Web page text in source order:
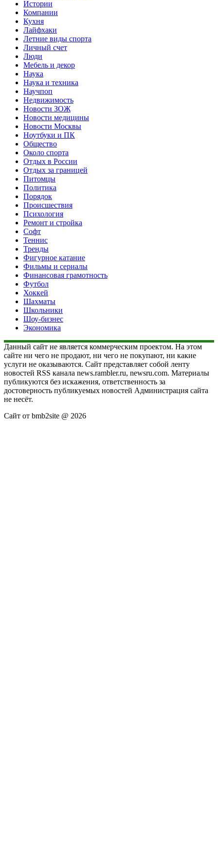
Истории
Компании
Кухня
Лайфхаки
Летние виды спорта
Личный счет
Люди
Мебель и декор
Наука
Наука и техника
Научпоп
Недвижимость
Новости ЗОЖ
Новости медицины
Новости Москвы
Ноутбуки и ПК
Общество
Около спорта
Отдых в России
Отдых за границей
Питомцы
Политика
Порядок
Происшествия
Психология
Ремонт и стройка
Софт
Теннис
Тренды
Фигурное катание
Фильмы и сериалы
Финансовая грамотность
Футбол
Хоккей
Шахматы
Школьники
Шоу-бизнес
Экономика
Данный сайт не является коммерческим проектом. На этом
сайте ни чего не продают, ни чего не покупают, ни какие
услуги не оказываются. Сайт представляет собой ленту
новостей RSS канала news.rambler.ru, newsru.com. Материалы
публикуются без искажения, ответственность за
достоверность публикуемых новостей Администрация сайта
не несёт.
Сайт от bmb2site @ 2026